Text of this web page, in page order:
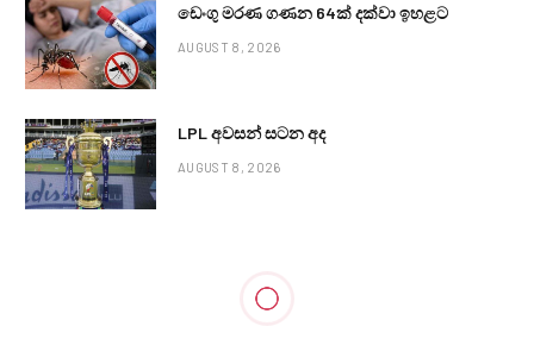
ඩෙංගු මරණ ගණන 64ක් දක්වා ඉහළට
AUGUST 8, 2026
LPL අවසන් සටන අද
AUGUST 8, 2026